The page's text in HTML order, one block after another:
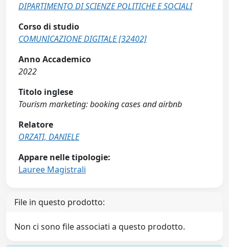
DIPARTIMENTO DI SCIENZE POLITICHE E SOCIALI
Corso di studio
COMUNICAZIONE DIGITALE [32402]
Anno Accademico
2022
Titolo inglese
Tourism marketing: booking cases and airbnb
Relatore
ORZATI, DANIELE
Appare nelle tipologie:
Lauree Magistrali
File in questo prodotto:
Non ci sono file associati a questo prodotto.